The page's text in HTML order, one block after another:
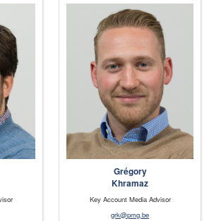
Grégory
Khramaz
Key Account Media Advisor
grk@pmg.be